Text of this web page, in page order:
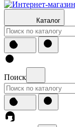
Каталог
Поиск